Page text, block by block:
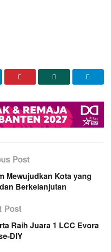
Post
Mewujudkan Kota yang
Berkelanjutan
Post
Raih Juara 1 LCC Evora
DIY